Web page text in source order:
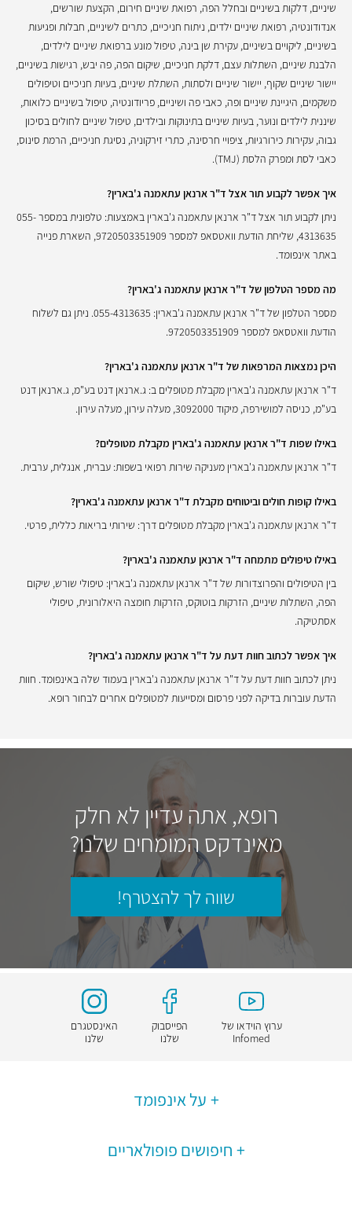
שיניים, דלקות בשיניים ובחלל הפה, רפואת שיניים חירום, הקצעת שורשים,
אנדודונטיה, רפואת שיניים ילדים, ניתוח חניכיים, כתרים לשיניים, חבלות ופגיעות
בשיניים, ליקויים בשיניים, עקירת שן בינה, טיפול מונע ברפואת שיניים לילדים,
הלבנת שיניים, השתלות עצם, דלקת חניכיים, שיקום הפה, פה יבש, רגישות בשיניים,
יישור שיניים שקוף, יישור שיניים ולסתות, השתלת שיניים, בעיות חניכיים וטיפולים
משקמים, היגיינת שיניים ופה, כאבי פה ושיניים, פריודונטיה, טיפול בשיניים כלואות,
שיננית לילדים ונוער, בעיות שיניים בתינוקות ובילדים, טיפול שיניים לחולים בסיכון
גבוה, עקירות כירורגיות, ציפויי חרסינה, כתרי זירקוניה, נסיגת חניכיים, הרמת סינוס,
כאבי לסת ומפרק הלסת (TMJ).
איך אפשר לקבוע תור אצל ד"ר ארנאן עתאמנה ג'בארין?
ניתן לקבוע תור אצל ד"ר ארנאן עתאמנה ג'בארין באמצעות: טלפונית במספר 055-
4313635, שליחת הודעת וואטסאפ למספר 9720503351909, השארת פנייה
באתר אינפומד.
מה מספר הטלפון של ד"ר ארנאן עתאמנה ג'בארין?
מספר הטלפון של ד"ר ארנאן עתאמנה ג'בארין: 055-4313635. ניתן גם לשלוח
הודעת וואטסאפ למספר 9720503351909.
היכן נמצאות המרפאות של ד"ר ארנאן עתאמנה ג'בארין?
ד"ר ארנאן עתאמנה ג'בארין מקבלת מטופלים ב: ג.ארנאן דנט בע"מ, ג.ארנאן דנט
בע"מ, כניסה למושירפה, מיקוד 3092000, מעלה עירון, מעלה עירון.
באילו שפות ד"ר ארנאן עתאמנה ג'בארין מקבלת מטופלים?
ד"ר ארנאן עתאמנה ג'בארין מעניקה שירות רפואי בשפות: עברית, אנגלית, ערבית.
באילו קופות חולים וביטוחים מקבלת ד"ר ארנאן עתאמנה ג'בארין?
ד"ר ארנאן עתאמנה ג'בארין מקבלת מטופלים דרך: שירותי בריאות כללית, פרטי.
באילו טיפולים מתמחה ד"ר ארנאן עתאמנה ג'בארין?
בין הטיפולים והפרוצדורות של ד"ר ארנאן עתאמנה ג'בארין: טיפולי שורש, שיקום
הפה, השתלות שיניים, הזרקות בוטוקס, הזרקות חומצה היאלורונית, טיפולי
אסתטיקה.
איך אפשר לכתוב חוות דעת על ד"ר ארנאן עתאמנה ג'בארין?
ניתן לכתוב חוות דעת על ד"ר ארנאן עתאמנה ג'בארין בעמוד שלה באינפומד. חוות
הדעת עוברות בדיקה לפני פרסום ומסייעות למטופלים אחרים לבחור רופא.
רופא, אתה עדיין לא חלק
מאינדקס המומחים שלנו?
שווה לך להצטרף!
ערוץ הוידאו של
Infomed
הפייסבוק
שלנו
האינסטגרם
שלנו
על אינפומד
חיפושים פופולאריים